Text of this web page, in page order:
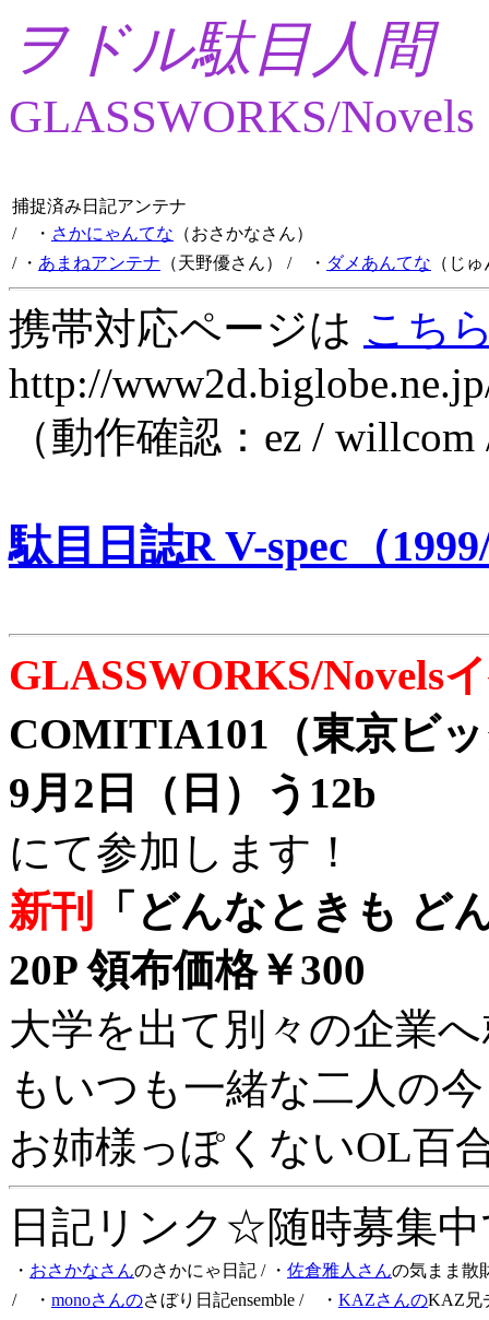
ヲドル駄目人間
GLASSWORKS/Novels
捕捉済み日記アンテナ
/ ・ さかにゃんてな （おさかなさん）
/ ・ あまねアンテナ （天野優さん） / ・ ダメあんてな （じ
携帯対応ページは こち
http://
（動作確認：ez /
駄目日誌R V-spec（
GLASSWORKS/Novels
COMITIA101（東京ビ
9月2日（日）う12b
にて参加します！
新刊
「どんなときも ど
20P 領布価格￥300
大学を出て別々の企業
もいつも一緒な二人の
お姉様っぽくないOL百
日記リンク☆随時募集
・ おさかなさんのさかにゃ日記 / ・ 佐倉雅人さんの気まま散
/ ・ monoさんのさぼり日記ensemble / ・ KAZさんのKAZ兄